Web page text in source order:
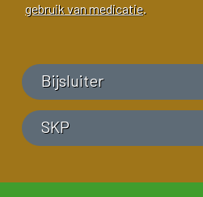
gebruik van medicatie.
Bijsluiter
SKP